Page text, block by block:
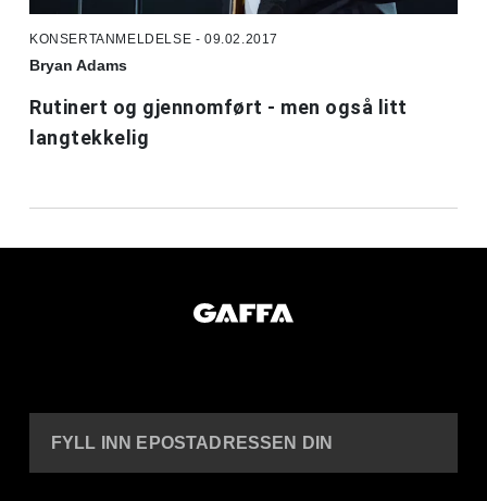
KONSERTANMELDELSE - 09.02.2017
Bryan Adams
Rutinert og gjennomført - men også litt
langtekkelig
FYLL INN EPOSTADRESSEN DIN